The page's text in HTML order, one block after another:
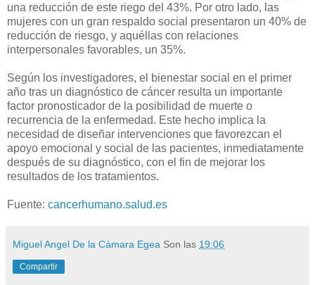
una reducción de este riego del 43%. Por otro lado, las
mujeres con un gran respaldo social presentaron un 40% de
reducción de riesgo, y aquéllas con relaciones
interpersonales favorables, un 35%.
Según los investigadores, el bienestar social en el primer
año tras un diagnóstico de cáncer resulta un importante
factor pronosticador de la posibilidad de muerte o
recurrencia de la enfermedad. Este hecho implica la
necesidad de diseñar intervenciones que favorezcan el
apoyo emocional y social de las pacientes, inmediatamente
después de su diagnóstico, con el fin de mejorar los
resultados de los tratamientos.
Fuente: cancerhumano.salud.es
Miguel Angel De la Cámara Egea Son las 19:06
Compartir